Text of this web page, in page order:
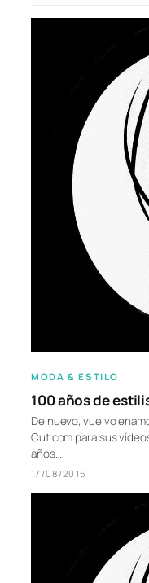
MODA & ESTILO
100 años de
De nuevo, vuelvo
Cut.com para sus
años…
17/08/2015